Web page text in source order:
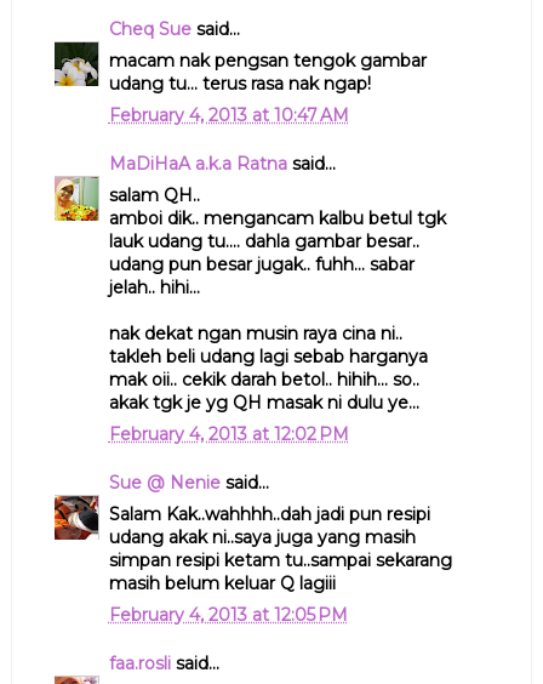
Cheq Suesaid...
macam nak pengsan tengok gambar
udang tu... terus rasa nak ngap!
February 4, 2013 at 10:47 AM
MaDiHaA a.k.a Ratnasaid...
salam QH..
amboi dik.. mengancam kalbu betul tgk
lauk udang tu.... dahla gambar besar..
udang pun besar jugak.. fuhh... sabar
jelah.. hihi...
nak dekat ngan musin raya cina ni..
takleh beli udang lagi sebab harganya
mak oii.. cekik darah betol.. hihih... so..
akak tgk je yg QH masak ni dulu ye...
February 4, 2013 at 12:02 PM
Sue @ Neniesaid...
Salam Kak..wahhhh..dah jadi pun resipi
udang akak ni..saya juga yang masih
simpan resipi ketam tu..sampai sekarang
masih belum keluar Q lagiii
February 4, 2013 at 12:05 PM
faa.roslisaid...